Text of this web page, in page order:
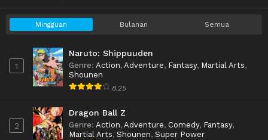
Mingguan Bulanan Semua
1
Naruto: Shippuuden
Genre: Action, Adventure, Fantasy, Martial Arts,
Shounen
8.25
2
Dragon Ball Z
Genre: Action, Adventure, Comedy, Fantasy,
Martial Arts, Shounen, Super Power